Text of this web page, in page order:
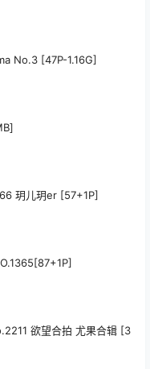
No.3 [47P-1.16G]
玥儿玥er [57+1P]
欲望合拍 尤果合辑 [3